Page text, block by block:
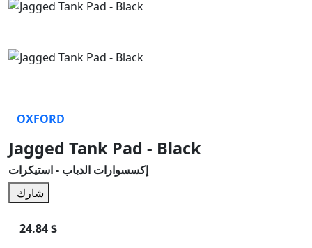
OXFORD
Jagged Tank Pad - Black
إكسسوارات الدباب - استيكرات
شارك
24.84 $